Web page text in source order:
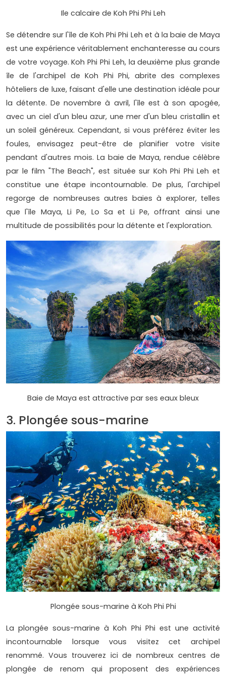
Ile calcaire de Koh Phi Phi Leh
Se détendre sur l'île de Koh Phi Phi Leh et à la baie de Maya
est une expérience véritablement enchanteresse au cours
de votre voyage. Koh Phi Phi Leh, la deuxième plus grande
île de l'archipel de Koh Phi Phi, abrite des complexes
hôteliers de luxe, faisant d'elle une destination idéale pour
la détente. De novembre à avril, l'île est à son apogée,
avec un ciel d'un bleu azur, une mer d'un bleu cristallin et
un soleil généreux. Cependant, si vous préférez éviter les
foules, envisagez peut-être de planifier votre visite
pendant d'autres mois. La baie de Maya, rendue célèbre
par le film "The Beach", est située sur Koh Phi Phi Leh et
constitue une étape incontournable. De plus, l'archipel
regorge de nombreuses autres baies à explorer, telles
que l'île Maya, Li Pe, Lo Sa et Li Pe, offrant ainsi une
multitude de possibilités pour la détente et l'exploration.
Baie de Maya est attractive par ses eaux bleux
3. Plongée sous-marine
Plongée sous-marine à Koh Phi Phi
La plongée sous-marine à Koh Phi Phi est une activité
incontournable lorsque vous visitez cet archipel
renommé. Vous trouverez ici de nombreux centres de
plongée de renom qui proposent des expériences